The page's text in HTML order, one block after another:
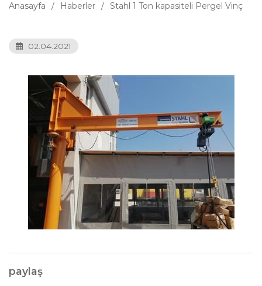
Anasayfa Haberler Stahl 1 Ton kapasiteli Pergel Vinç
02.04.2021
paylaş